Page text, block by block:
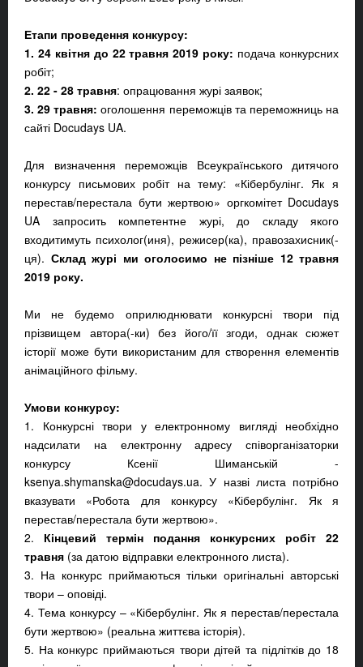
Етапи проведення конкурсу:
1. 24 квітня до 22 травня 2019 року: подача конкурсних
робіт;
2. 22 - 28 травня: опрацювання журі заявок;
3. 29 травня: оголошення переможців та переможниць на
сайті Docudays UA.
Для визначення переможців Всеукраїнського дитячого
конкурсу письмових робіт на тему: «Кібербулінг. Як я
перестав/перестала бути жертвою» оргкомітет Docudays
UA запросить компетентне журі, до складу якого
входитимуть психолог(иня), режисер(ка), правозахисник(-
ця). Склад журі ми оголосимо не пізніше 12 травня
2019 року.
Ми не будемо оприлюднювати конкурсні твори під
прізвищем автора(-ки) без його/її згоди, однак сюжет
історії може бути використаним для створення елементів
анімаційного фільму.
Умови конкурсу:
1. Конкурсні твори у електронному вигляді необхідно
надсилати на електронну адресу співорганізаторки
конкурсу Ксенії Шиманській -
ksenya.shymanska@docudays.ua. У назві листа потрібно
вказувати «Робота для конкурсу «Кібербулінг. Як я
перестав/перестала бути жертвою».
2. Кінцевий термін подання конкурсних робіт 22
травня (за датою відправки електронного листа).
3. На конкурс приймаються тільки оригінальні авторські
твори – оповіді.
4. Тема конкурсу – «Кібербулінг. Як я перестав/перестала
бути жертвою» (реальна життєва історія).
5. На конкурс приймаються твори дітей та підлітків до 18